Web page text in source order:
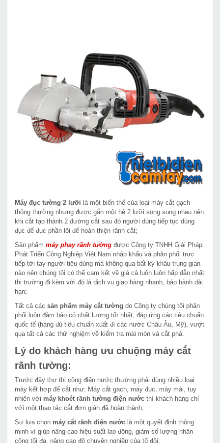
Máy đục tường 2 lưỡi là một biến thể của loại máy cắt gạch
thông thường nhưng được gắn một hệ 2 lưỡi song song nhau nên
khi cắt tạo thành 2 đường cắt sau đó người dùng tiếp tục dùng
đục để đục phần lõi để hoàn thiện rãnh cắt;
Sản phẩm máy phay rãnh tường được Công ty TNHH Giải Pháp
Phát Triển Công Nghiệp Việt Nam nhập khẩu và phân phối trực
tiếp tới tay người tiêu dùng mà không qua bất kỳ khâu trung gian
nào nên chúng tôi có thể cam kết về giá cả luôn luôn hấp dẫn nhất
thị trường đi kèm với đó là dịch vụ giao hàng nhanh, bảo hành dài
hạn;
Tất cả các sản phẩm máy cắt tường do Công ty chúng tôi phân
phối luôn đảm bảo có chất lượng tốt nhất, đáp ứng các tiêu chuẩn
quốc tế (hàng đủ tiêu chuẩn xuất đi các nước Châu Âu, Mỹ), vượt
qua tất cả các thử nghiệm về kiểm tra mài mòn và cắt phá.
Lý do khách hàng ưu chuộng máy cắt
rãnh tường:
Trước đây thợ thi công điện nước thường phải dùng nhiều loại
máy kết hợp để cắt như: Máy cắt gạch, máy đục, máy mài, tuy
nhiên với máy khoét rãnh tường điện nước thì khách hàng chỉ
với một thao tác cắt đơn giản đã hoàn thành;
Sự lựa chọn máy cắt rãnh điện nước là một quyết định thông
minh vì giúp nâng cao hiệu suất lao động, giảm số lượng nhân
công tối đa, nâng cao độ chuyên nghiệp của tổ đội;